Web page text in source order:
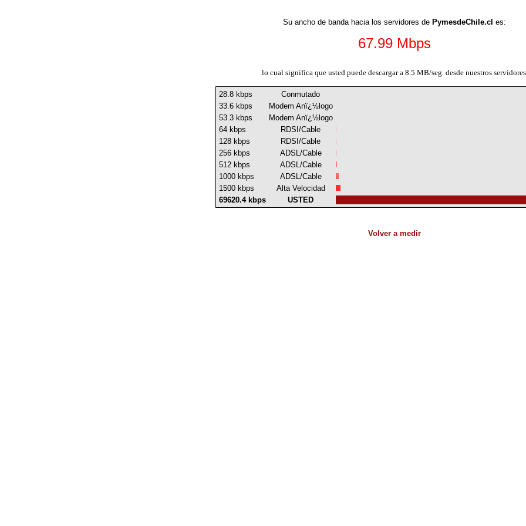
Su ancho de banda hacia los servidores de PymesdeChile.cl es:
67.99 Mbps
lo cual significa que usted puede descargar a 8.5 MB/seg. desde nuestros
28.8 kbps
Conmutado
33.6 kbps
Modem Anï¿½logo
53.3 kbps
Modem Anï¿½logo
64 kbps
RDSI/Cable
128 kbps
RDSI/Cable
256 kbps
ADSL/Cable
512 kbps
ADSL/Cable
1000 kbps
ADSL/Cable
1500 kbps
Alta Velocidad
69620.4 kbps
USTED
Volver a medir